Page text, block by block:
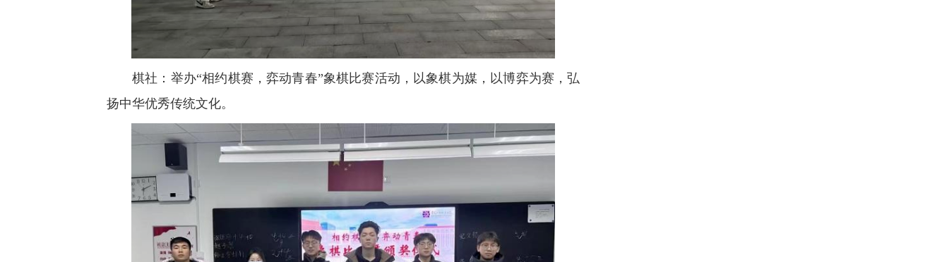
棋社：举办“相约棋赛，弈动青春”象棋比赛活动，以象棋为媒，以博弈为赛，弘
扬中华优秀传统文化。